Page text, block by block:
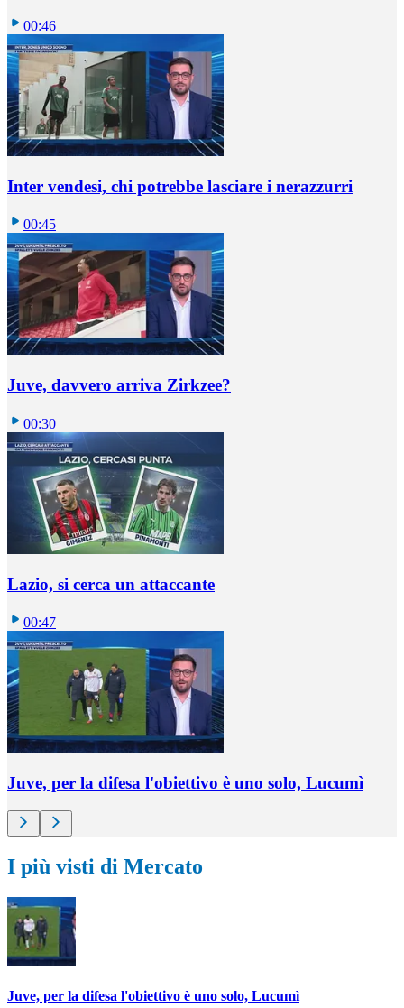
00:46
Inter vendesi, chi potrebbe lasciare i nerazzurri
00:45
Juve, davvero arriva Zirkzee?
00:30
Lazio, si cerca un attaccante
00:47
Juve, per la difesa l'obiettivo è uno solo, Lucumì
I più visti di Mercato
Juve, per la difesa l'obiettivo è uno solo, Lucumì